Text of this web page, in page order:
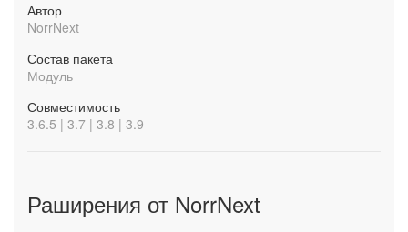
Автор
NorrNext
Состав пакета
Модуль
Совместимость
3.6.5 | 3.7 | 3.8 | 3.9
Раширения от NorrNext